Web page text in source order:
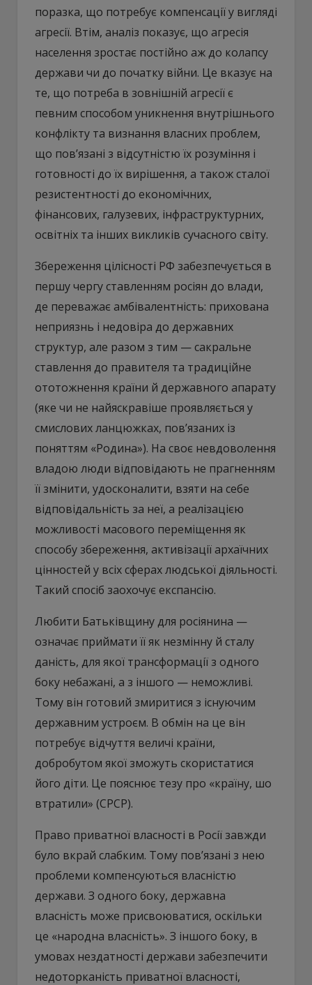
поразка, що потребує компенсації у вигляді
агресії. Втім, аналіз показує, що агресія
населення зростає постійно аж до колапсу
держави чи до початку війни. Це вказує на
те, що потреба в зовнішній агресії є
певним способом уникнення внутрішнього
конфлікту та визнання власних проблем,
що пов’язані з відсутністю їх розуміння і
готовності до їх вирішення, а також сталої
резистентності до економічних,
фінансових, галузевих, інфраструктурних,
освітніх та інших викликів сучасного світу.
Збереження цілісності РФ забезпечується в
першу чергу ставленням росіян до влади,
де переважає амбівалентність: прихована
неприязнь і недовіра до державних
структур, але разом з тим — сакральне
ставлення до правителя та традиційне
ототожнення країни й державного апарату
(яке чи не найяскравіше проявляється у
смислових ланцюжках, пов’язаних із
поняттям «Родина»). На своє невдоволення
владою люди відповідають не прагненням
її змінити, удосконалити, взяти на себе
відповідальність за неї, а реалізацією
можливості масового переміщення як
способу збереження, активізації архаїчних
цінностей у всіх сферах людської діяльності.
Такий спосіб заохочує експансію.
Любити Батьківщину для росіянина —
означає приймати її як незмінну й сталу
даність, для якої трансформації з одного
боку небажані, а з іншого — неможливі.
Тому він готовий змиритися з існуючим
державним устроєм. В обмін на це він
потребує відчуття величі країни,
добробутом якої зможуть скористатися
його діти. Це пояснює тезу про «країну, шо
втратили» (СРСР).
Право приватної власності в Росії завжди
було вкрай слабким. Тому пов’язані з нею
проблеми компенсуються власністю
держави. З одного боку, державна
власність може присвоюватися, оскільки
це «народна власність». З іншого боку, в
умовах нездатності держави забезпечити
недоторканість приватної власності,